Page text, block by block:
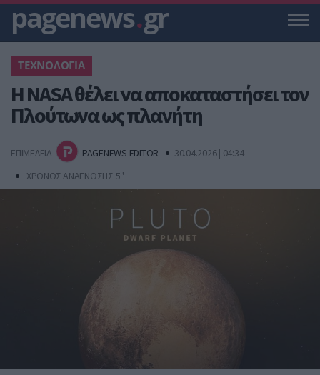
pagenews.gr
ΤΕΧΝΟΛΟΓΙΑ
Η NASA θέλει να αποκαταστήσει τον
Πλούτωνα ως πλανήτη
ΕΠΙΜΕΛΕΙΑ PAGENEWS EDITOR
30.04.2026 | 04:34
ΧΡΟΝΟΣ ΑΝΑΓΝΩΣΗΣ 5 '